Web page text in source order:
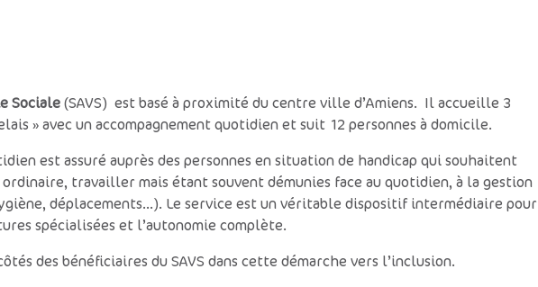
Sociale(SAVS) est basé à proximité du centre ville d’Amiens. Il accueille 3
» avec un accompagnement quotidien et suit 12 personnes à domicile.
est assuré auprès des personnes en situation de handicap qui souhaitent
travailler mais étant souvent démunies face au quotidien, à la gestion
déplacements…). Le service est un véritable dispositif intermédiaire pour
spécialisées et l’autonomie complète.
des bénéficiaires du SAVS dans cette démarche vers l’inclusion.